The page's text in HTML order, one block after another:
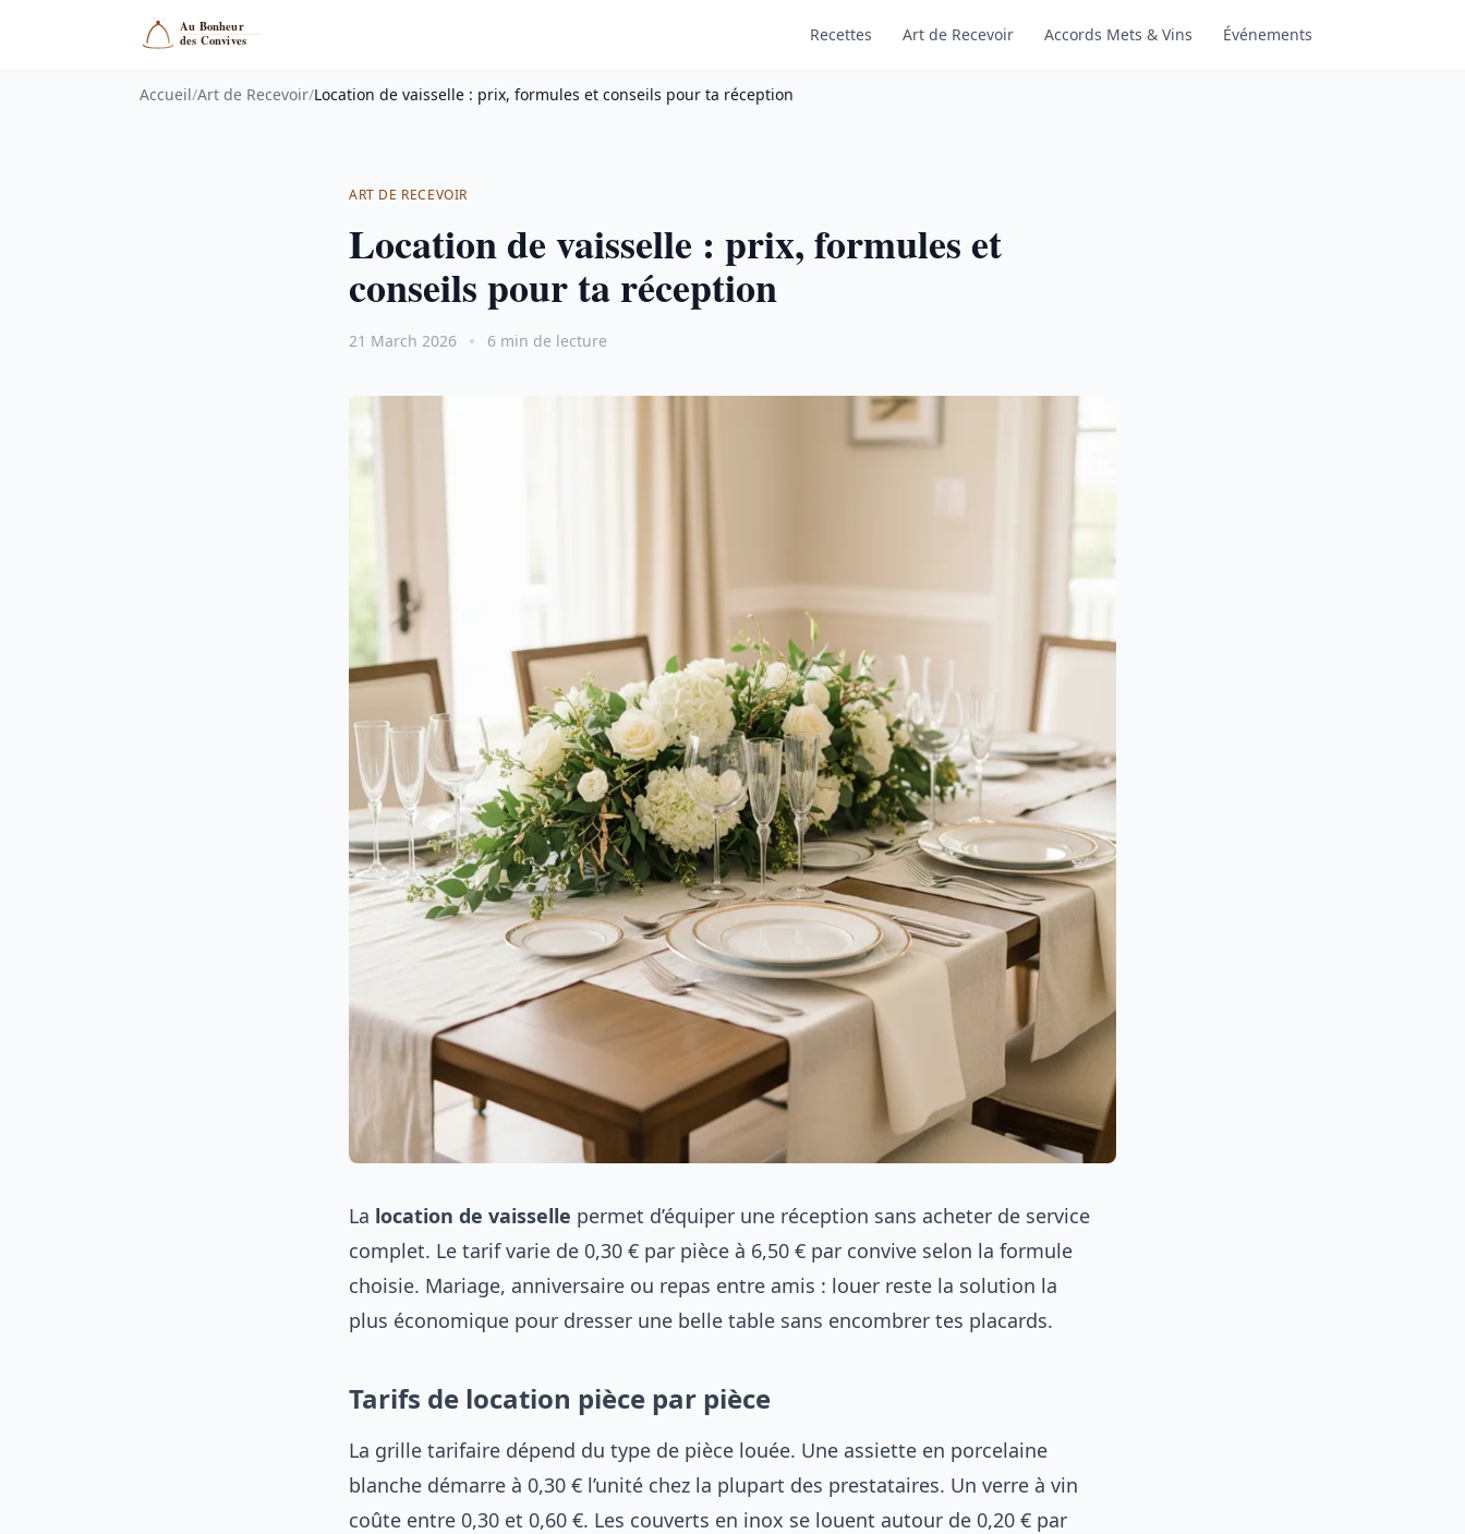
Recettes Art de Recevoir Accords Mets & Vins Événements
Accueil/Art de Recevoir/Location de vaisselle : prix, formules et conseils pour ta réception
ART DE RECEVOIR
Location de vaisselle : prix, formules et
conseils pour ta réception
21 March 2026 6 min de lecture
La location de vaisselle permet d’équiper une réception sans acheter de service
complet. Le tarif varie de 0,30 € par pièce à 6,50 € par convive selon la formule
choisie. Mariage, anniversaire ou repas entre amis : louer reste la solution la
plus économique pour dresser une belle table sans encombrer tes placards.
Tarifs de location pièce par pièce
La grille tarifaire dépend du type de pièce louée. Une assiette en porcelaine
blanche démarre à 0,30 € l’unité chez la plupart des prestataires. Un verre à vin
coûte entre 0,30 et 0,60 €. Les couverts en inox se louent autour de 0,20 € par